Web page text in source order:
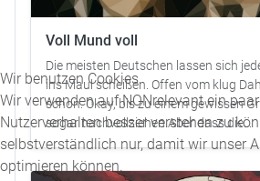
Voll Mund voll
Die meisten Deutschen lassen sich
ins Maul scheißen. Offen vom klug
schon. Okay, bis zu einem gewissen
sogar nachvollziehen.Aber dass die...
Wir benutzen Cookies
Wir verwenden auf NONrelevant ein
Nutzerverhalten besser verstehen zu
selbstverständlich nur, damit wir unser
optimieren können.